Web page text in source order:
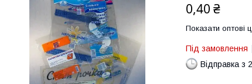
0,40 ₴
Показати оптові
Під замовлення
Відправка з